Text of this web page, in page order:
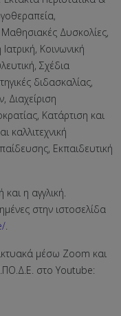
Μαθησιακές Δυσκολίες,
Κοινωνική
Σχέδια
διδασκαλίας,
Διαχείριση
Κατάρτιση και
καλλιτεχνική
Εκπαιδευτική
η αγγλική.
στην ιστοσελίδα
.
μέσω Zoom και
στο Youtube: